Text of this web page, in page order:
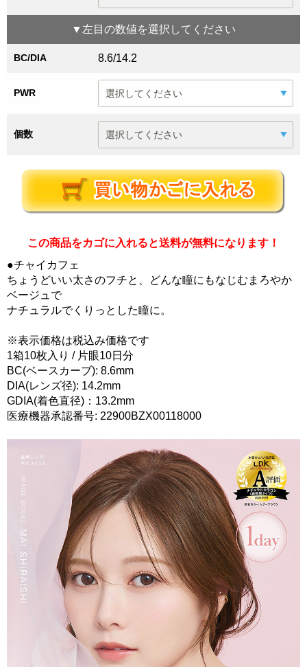
▼ 左目 の数値を選択してください
BC/DIA 8.6/14.2
PWR
個数
この商品をカゴに入れると送料が無料になります！
●チャイカフェ
ちょうどいい太さのフチと、どんな瞳にもなじむまろやか
ベージュで
ナチュラルでくりっとした瞳に。
※表示価格は税込み価格です
1箱10枚入り / 片眼10日分
BC(ベースカーブ): 8.6mm
DIA(レンズ径): 14.2mm
GDIA(着色直径)：13.2mm
医療機器承認番号: 22900BZX00118000